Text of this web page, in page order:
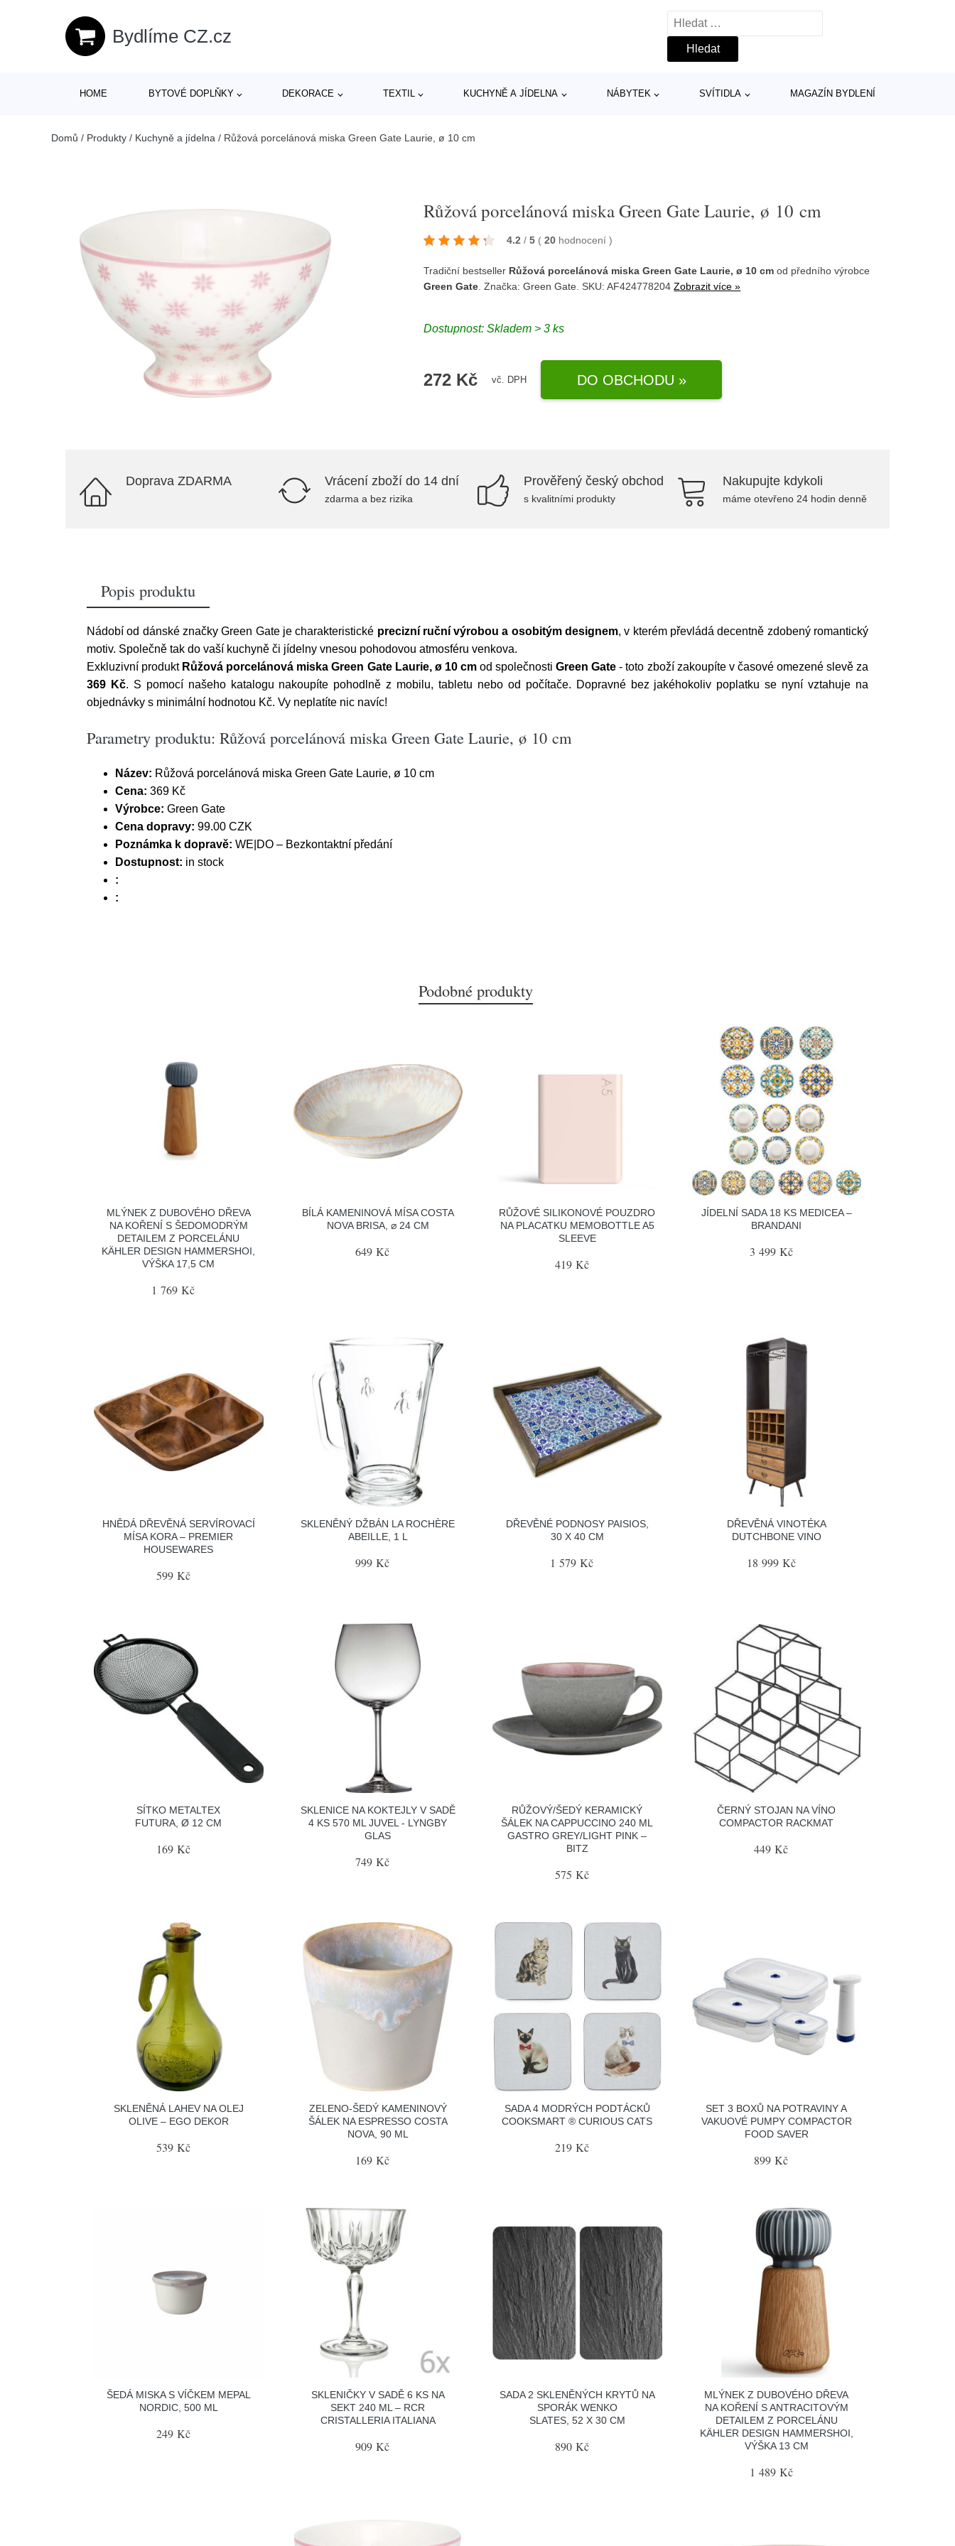
Bydlíme CZ.cz
Vyhledávání
HOME BYTOVÉ DOPLŇKY DEKORACE TEXTIL KUCHYNĚ A JÍDELNA NÁBYTEK SVÍTIDLA MAGAZÍN BYDLENÍ
Domů / Produkty / Kuchyně a jídelna / Růžová porcelánová miska Green Gate Laurie, ø 10 cm
Růžová porcelánová miska Green Gate Laurie, ø 10 cm
4.2 / 5 ( 20 hodnocení)
Tradiční bestseller Růžová porcelánová miska Green Gate Laurie, ø 10 cm od předního výrobce
Green Gate . Značka:Green Gate . SKU: AF424778204Zobrazit více »
Dostupnost:Skladem > 3 ks
272 Kč vč. DPH DO OBCHODU »
Doprava ZDARMA Vrácení zboží do 14 dní
zdarma a bez rizika
Prověřený český obchod
s kvalitními produkty
Nakupujte kdykoli
máme otevřeno 24 hodin denně
Popis produktu
Nádobí od dánské značky Green Gate je charakteristické precizní ruční výrobou a osobitým designem, v kterém převládá decentně zdobený romantický
motiv. Společně tak do vaší kuchyně či jídelny vnesou pohodovou atmosféru venkova.
Exkluzivní produkt Růžová porcelánová miska Green Gate Laurie, ø 10 cmod společnostiGreen Gate - toto zboží zakoupíte v časové omezené slevě za
369 Kč. S pomocí našeho katalogu nakoupíte pohodlně z mobilu, tabletu nebo od počítače. Dopravné bez jakéhokoliv poplatku se nyní vztahuje na
objednávky s minimální hodnotou Kč. Vy neplatíte nic navíc!
Parametry produktu: Růžová porcelánová miska Green Gate Laurie, ø 10 cm
Název: Růžová porcelánová miska Green Gate Laurie, ø 10 cm
Cena: 369 Kč
Výrobce: Green Gate
Cena dopravy: 99.00 CZK
Poznámka k dopravě: WE|DO – Bezkontaktní předání
Dostupnost: in stock
:
:
Podobné produkty
MLÝNEK Z DUBOVÉHO DŘEVA
NA KOŘENÍ S ŠEDOMODRÝM
DETAILEM Z PORCELÁNU
KÄHLER DESIGN HAMMERSHOI,
VÝŠKA 17,5 CM
1 769 Kč
BÍLÁ KAMENINOVÁ MÍSA COSTA
NOVA BRISA, ⌀ 24 CM
649 Kč
RŮŽOVÉ SILIKONOVÉ POUZDRO
NA PLACATKU MEMOBOTTLE A5
SLEEVE
419 Kč
JÍDELNÍ SADA 18 KS MEDICEA –
BRANDANI
3 499 Kč
HNĚDÁ DŘEVĚNÁ SERVÍROVACÍ
MÍSA KORA – PREMIER
HOUSEWARES
599 Kč
SKLENĚNÝ DŽBÁN LA ROCHÈRE
ABEILLE, 1 L
999 Kč
DŘEVĚNÉ PODNOSY PAISIOS,
30 X 40 CM
1 579 Kč
DŘEVĚNÁ VINOTÉKA
DUTCHBONE VINO
18 999 Kč
SÍTKO METALTEX
FUTURA, Ø 12 CM
169 Kč
SKLENICE NA KOKTEJLY V SADĚ
4 KS 570 ML JUVEL - LYNGBY
GLAS
749 Kč
RŮŽOVÝ/ŠEDÝ KERAMICKÝ
ŠÁLEK NA CAPPUCCINO 240 ML
GASTRO GREY/LIGHT PINK –
BITZ
575 Kč
ČERNÝ STOJAN NA VÍNO
COMPACTOR RACKMAT
449 Kč
SKLENĚNÁ LAHEV NA OLEJ
OLIVE – EGO DEKOR
539 Kč
ZELENO-ŠEDÝ KAMENINOVÝ
ŠÁLEK NA ESPRESSO COSTA
NOVA, 90 ML
169 Kč
SADA 4 MODRÝCH PODTÁCKŮ
COOKSMART ® CURIOUS CATS
219 Kč
SET 3 BOXŮ NA POTRAVINY A
VAKUOVÉ PUMPY COMPACTOR
FOOD SAVER
899 Kč
ŠEDÁ MISKA S VÍČKEM MEPAL
NORDIC, 500 ML
249 Kč
SKLENIČKY V SADĚ 6 KS NA
SEKT 240 ML – RCR
CRISTALLERIA ITALIANA
909 Kč
SADA 2 SKLENĚNÝCH KRYTŮ NA
SPORÁK WENKO
SLATES, 52 X 30 CM
890 Kč
MLÝNEK Z DUBOVÉHO DŘEVA
NA KOŘENÍ S ANTRACITOVÝM
DETAILEM Z PORCELÁNU
KÄHLER DESIGN HAMMERSHOI,
VÝŠKA 13 CM
1 489 Kč